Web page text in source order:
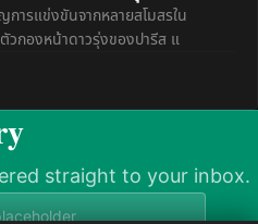
การแข่งขันจากหลายสโมสรใน
วกองหน้าดาวรุ่งของปารีส แ
straight to your inbox.